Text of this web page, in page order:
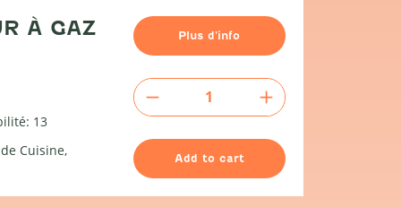
À GAZ
13
Cuisine
Plus d’info
à
quantity
Add to cart